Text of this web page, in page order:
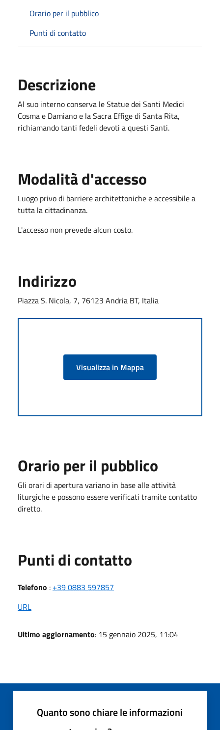
Orario per il pubblico
Punti di contatto
Descrizione
Al suo interno conserva le Statue dei Santi Medici
Cosma e Damiano e la Sacra Effige di Santa Rita,
richiamando tanti fedeli devoti a questi Santi.
Modalità d'accesso
Luogo privo di barriere architettoniche e accessibile a
tutta la cittadinanza.
L'accesso non prevede alcun costo.
Indirizzo
Piazza S. Nicola, 7, 76123 Andria BT, Italia
Visualizza in Mappa
Orario per il pubblico
Gli orari di apertura variano in base alle attività
liturgiche e possono essere verificati tramite contatto
diretto.
Punti di contatto
Telefono : +39 0883 597857
URL
Ultimo aggiornamento: 15 gennaio 2025, 11:04
Quanto sono chiare le informazioni